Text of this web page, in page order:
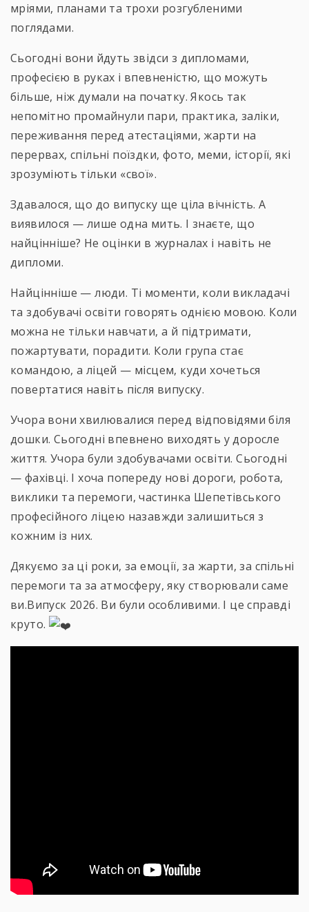
мріями, планами та трохи розгубленими
поглядами.
Сьогодні вони йдуть звідси з дипломами,
професією в руках і впевненістю, що можуть
більше, ніж думали на початку. Якось так
непомітно промайнули пари, практика, заліки,
переживання перед атестаціями, жарти на
перервах, спільні поїздки, фото, меми, історії, які
зрозуміють тільки «свої».
Здавалося, що до випуску ще ціла вічність. А
виявилося — лише одна мить. І знаєте, що
найцінніше? Не оцінки в журналах і навіть не
дипломи.
Найцінніше — люди. Ті моменти, коли викладачі
та здобувачі освіти говорять однією мовою. Коли
можна не тільки навчати, а й підтримати,
пожартувати, порадити. Коли група стає
командою, а ліцей — місцем, куди хочеться
повертатися навіть після випуску.
Учора вони хвилювалися перед відповідями біля
дошки. Сьогодні впевнено виходять у доросле
життя. Учора були здобувачами освіти. Сьогодні
— фахівці. І хоча попереду нові дороги, робота,
виклики та перемоги, частинка Шепетівського
професійного ліцею назавжди залишиться з
кожним із них.
Дякуємо за ці роки, за емоції, за жарти, за спільні
перемоги та за атмосферу, яку створювали саме
ви.Випуск 2026. Ви були особливими. І це справді
круто.